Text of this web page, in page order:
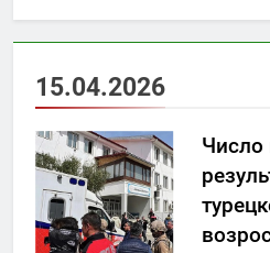
15.04.2026
Число